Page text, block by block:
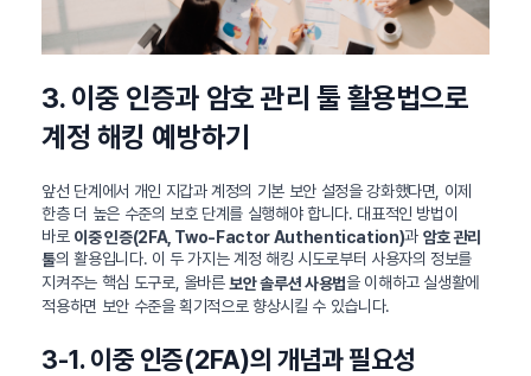
3. 이중 인증과 암호 관리 툴 활용법으로
계정 해킹 예방하기
앞선 단계에서 개인 지갑과 계정의 기본 보안 설정을 강화했다면, 이제
한층 더 높은 수준의 보호 단계를 실행해야 합니다. 대표적인 방법이
바로 이중 인증(2FA, Two-Factor Authentication)과 암호 관리
툴의 활용입니다. 이 두 가지는 계정 해킹 시도로부터 사용자의 정보를
지켜주는 핵심 도구로, 올바른 보안 솔루션 사용법을 이해하고 실생활에
적용하면 보안 수준을 획기적으로 향상시킬 수 있습니다.
3-1. 이중 인증(2FA)의 개념과 필요성